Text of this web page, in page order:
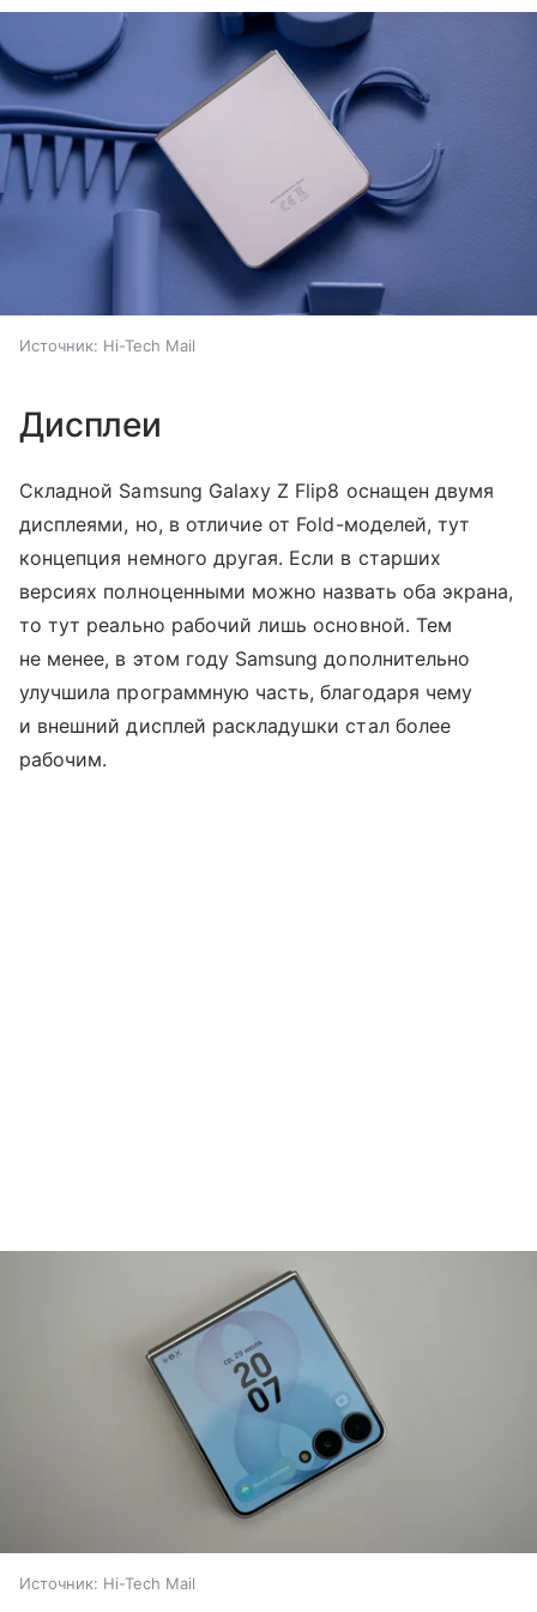
Источник: Hi-Tech Mail
Дисплеи
Складной Samsung Galaxy Z Flip8 оснащен двумя
дисплеями, но, в отличие от Fold-моделей, тут
концепция немного другая. Если в старших
версиях полноценными можно назвать оба экрана,
то тут реально рабочий лишь основной. Тем
не менее, в этом году Samsung дополнительно
улучшила программную часть, благодаря чему
и внешний дисплей раскладушки стал более
рабочим.
Источник: Hi-Tech Mail